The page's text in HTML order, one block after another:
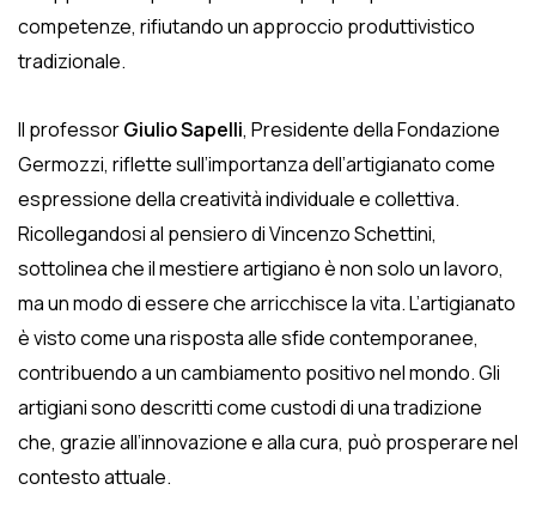
competenze, rifiutando un approccio produttivistico
tradizionale.
Il professorGiulio Sapelli, Presidente della Fondazione
Germozzi, riflette sull’importanza dell’artigianato come
espressione della creatività individuale e collettiva.
Ricollegandosi al pensiero di Vincenzo Schettini,
sottolinea che il mestiere artigiano è non solo un lavoro,
ma un modo di essere che arricchisce la vita. L’artigianato
è visto come una risposta alle sfide contemporanee,
contribuendo a un cambiamento positivo nel mondo. Gli
artigiani sono descritti come custodi di una tradizione
che, grazie all’innovazione e alla cura, può prosperare nel
contesto attuale.